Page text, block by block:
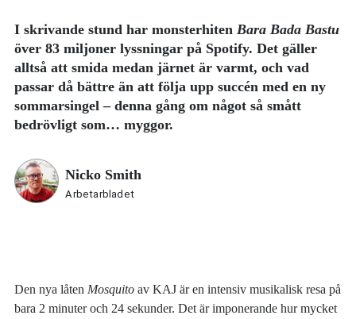
I skrivande stund har monsterhitenBara Bada Bastu
över 83 miljoner lyssningar på Spotify. Det gäller
alltså att smida medan järnet är varmt, och vad
passar då bättre än att följa upp succén med en ny
sommarsingel – denna gång om något så smått
bedrövligt som… myggor.
Nicko Smith
Arbetarbladet
Den nya låtenMosquitoav KAJ är en intensiv musikalisk resa på
bara 2 minuter och 24 sekunder. Det är imponerande hur mycket